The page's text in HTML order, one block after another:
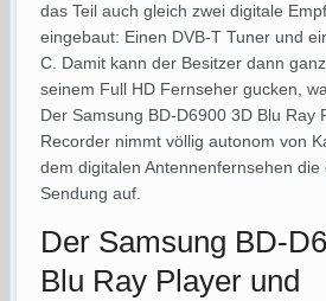
das Teil auch gleich zwei digitale
eingebaut: Einen DVB-T Tuner und
C. Damit kann der Besitzer dann
seinem Full HD Fernseher gucken,
Der Samsung BD-D6900 3D Blu Ray
Recorder nimmt völlig autonom von
dem digitalen Antennenfernsehen die
Sendung auf.
Der Samsung BD-
Blu Ray Player und